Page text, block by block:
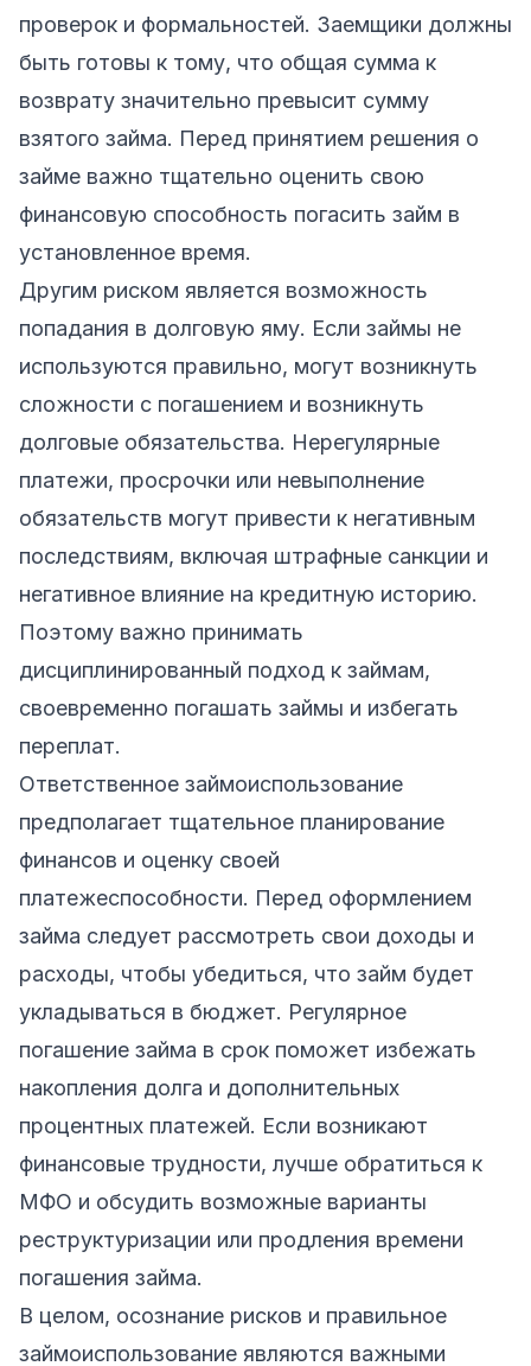
проверок и формальностей. Заемщики должны
быть готовы к тому, что общая сумма к
возврату значительно превысит сумму
взятого займа. Перед принятием решения о
займе важно тщательно оценить свою
финансовую способность погасить займ в
установленное время.
Другим риском является возможность
попадания в долговую яму. Если займы не
используются правильно, могут возникнуть
сложности с погашением и возникнуть
долговые обязательства. Нерегулярные
платежи, просрочки или невыполнение
обязательств могут привести к негативным
последствиям, включая штрафные санкции и
негативное влияние на кредитную историю.
Поэтому важно принимать
дисциплинированный подход к займам,
своевременно погашать займы и избегать
переплат.
Ответственное займоиспользование
предполагает тщательное планирование
финансов и оценку своей
платежеспособности. Перед оформлением
займа следует рассмотреть свои доходы и
расходы, чтобы убедиться, что займ будет
укладываться в бюджет. Регулярное
погашение займа в срок поможет избежать
накопления долга и дополнительных
процентных платежей. Если возникают
финансовые трудности, лучше обратиться к
МФО и обсудить возможные варианты
реструктуризации или продления времени
погашения займа.
В целом, осознание рисков и правильное
займоиспользование являются важными